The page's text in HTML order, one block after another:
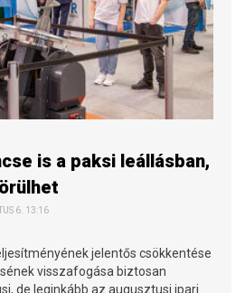
is a paksi leállásban,
6. 13:16
jelentős csökkentése
visszafogása biztosan
de leginkább az augusztusi ipari